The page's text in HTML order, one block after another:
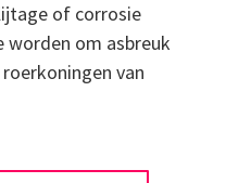
of corrosie
worden om asbreuk
van